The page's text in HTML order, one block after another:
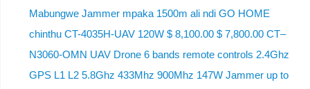
Mabungwe Jammer mpaka 1500m ali ndi GO HOME
chinthu CT-4035H-UAV 120W $ 8,100.00 $ 7,800.00 CT–
N3060-OMN UAV Drone 6 bands remote controls 2.4Ghz
GPS L1 L2 5.8Ghz 433Mhz 900Mhz 147W Jammer up to